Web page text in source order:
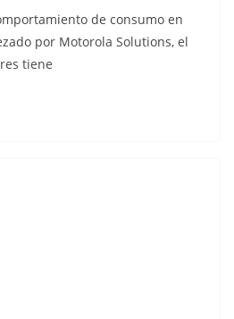
de consumo en
por Motorola Solutions, el
tiene